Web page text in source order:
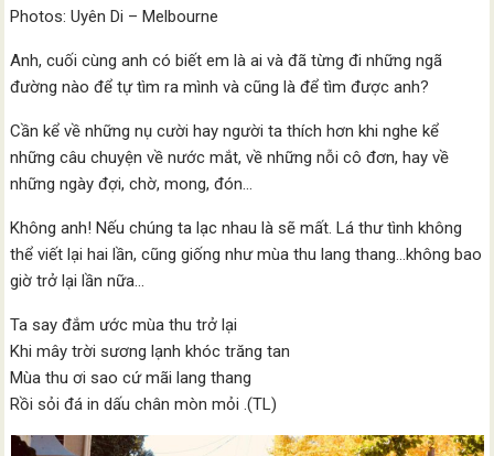
Photos: Uyên Di – Melbourne
Anh, cuối cùng anh có biết em là ai và đã từng đi những ngã
đường nào để tự tìm ra mình và cũng là để tìm được anh?
Cần kể về những nụ cười hay người ta thích hơn khi nghe kể
những câu chuyện về nước mắt, về những nỗi cô đơn, hay về
những ngày đợi, chờ, mong, đón…
Không anh! Nếu chúng ta lạc nhau là sẽ mất. Lá thư tình không
thể viết lại hai lần, cũng giống như mùa thu lang thang…không bao
giờ trở lại lần nữa…
Ta say đắm ước mùa thu trở lại
Khi mây trời sương lạnh khóc trăng tan
Mùa thu ơi sao cứ mãi lang thang
Rồi sỏi đá in dấu chân mòn mỏi .(TL)